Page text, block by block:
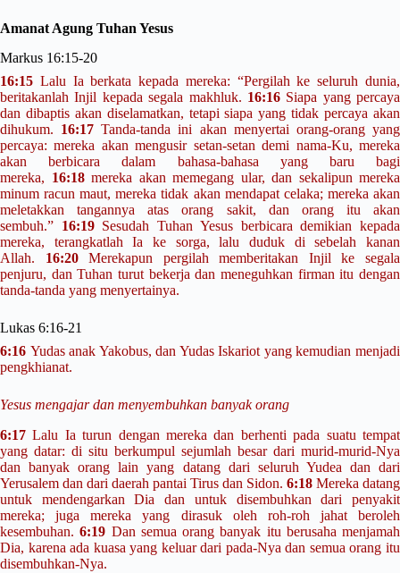
Amanat Agung Tuhan Yesus
Markus 16:15-20
16:15 Lalu Ia berkata kepada mereka: “Pergilah ke seluruh dunia,
beritakanlah Injil kepada segala makhluk. 16:16 Siapa yang percaya
dan dibaptis akan diselamatkan, tetapi siapa yang tidak percaya akan
dihukum. 16:17 Tanda-tanda ini akan menyertai orang-orang yang
percaya: mereka akan mengusir setan-setan demi nama-Ku, mereka
akan berbicara dalam bahasa-bahasa yang baru bagi
mereka, 16:18 mereka akan memegang ular, dan sekalipun mereka
minum racun maut, mereka tidak akan mendapat celaka; mereka akan
meletakkan tangannya atas orang sakit, dan orang itu akan
sembuh.” 16:19Sesudah Tuhan Yesus berbicara demikian kepada
mereka, terangkatlah Ia ke sorga, lalu duduk di sebelah kanan
Allah. 16:20Merekapun pergilah memberitakan Injil ke segala
penjuru, dan Tuhan turut bekerja dan meneguhkan firman itu dengan
tanda-tanda yang menyertainya.
Lukas 6:16-21
6:16 Yudas anak Yakobus, dan Yudas Iskariot yang kemudian menjadi
pengkhianat.
Yesus mengajar dan menyembuhkan banyak orang
6:17 Lalu Ia turun dengan mereka dan berhenti pada suatu tempat
yang datar: di situ berkumpul sejumlah besar dari murid-murid-Nya
dan banyak orang lain yang datang dari seluruh Yudea dan dari
Yerusalem dan dari daerah pantai Tirus dan Sidon. 6:18 Mereka datang
untuk mendengarkan Dia dan untuk disembuhkan dari penyakit
mereka; juga mereka yang dirasuk oleh roh-roh jahat beroleh
kesembuhan.6:19 Dan semua orang banyak itu berusaha menjamah
Dia, karena ada kuasa yang keluar dari pada-Nya dan semua orang itu
disembuhkan-Nya.